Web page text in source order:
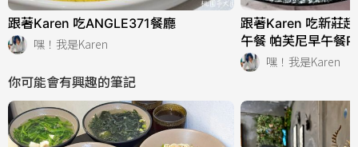
跟著Karen 吃ANGLE371餐廳
嘿！我是Karen
跟著Karen 吃新莊
午餐 帕芙尼早午餐
嘿！我是Karen
你可能會有興趣的筆記